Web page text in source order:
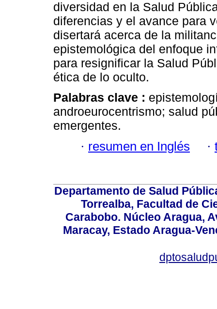
diversidad en la Salud
diferencias y el avance para
disertará acerca de la
epistemológica del enfoque
para resignificar la Salud
ética de lo oculto.
Palabras clave :
androeurocentrismo; salud
emergentes.
· resumen en Inglés ·
Departamento de Salud
Torrealba, Facultad de
Carabobo. Núcleo Aragua,
Maracay, Estado Aragua-